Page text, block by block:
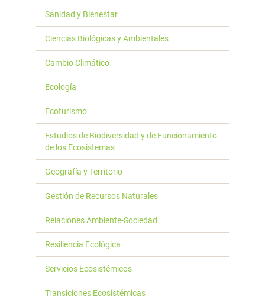
Sanidad y Bienestar
Ciencias Biológicas y Ambientales
Cambio Climático
Ecología
Ecoturismo
Estudios de Biodiversidad y de Funcionamiento
de los Ecosistemas
Geografía y Territorio
Gestión de Recursos Naturales
Relaciones Ambiente-Sociedad
Resiliencia Ecológica
Servicios Ecosistémicos
Transiciones Ecosistémicas